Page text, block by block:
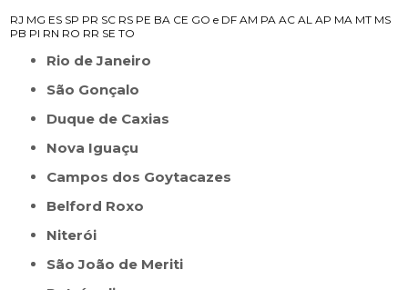
RJ MG ES SP PR SC RS PE BA CE GO e DF AM PA AC AL AP MA MT MS
PB PI RN RO RR SE TO
Rio de Janeiro
São Gonçalo
Duque de Caxias
Nova Iguaçu
Campos dos Goytacazes
Belford Roxo
Niterói
São João de Meriti